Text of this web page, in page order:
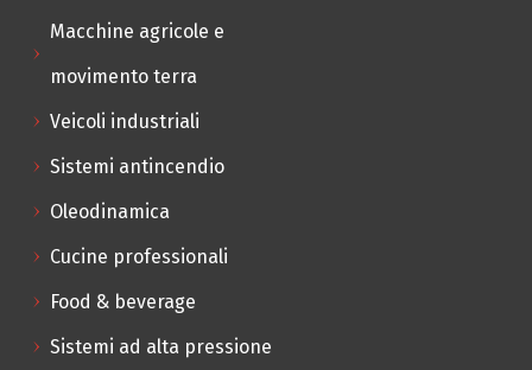
Macchine agricole e
movimento terra
Veicoli industriali
Sistemi antincendio
Oleodinamica
Cucine professionali
Food & beverage
Sistemi ad alta pressione